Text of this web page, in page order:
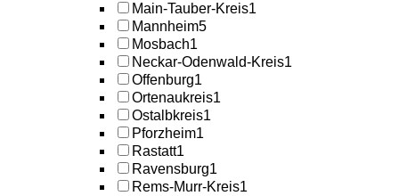
Main-Tauber-Kreis1
Mannheim5
Mosbach1
Neckar-Odenwald-Kreis1
Offenburg1
Ortenaukreis1
Ostalbkreis1
Pforzheim1
Rastatt1
Ravensburg1
Rems-Murr-Kreis1